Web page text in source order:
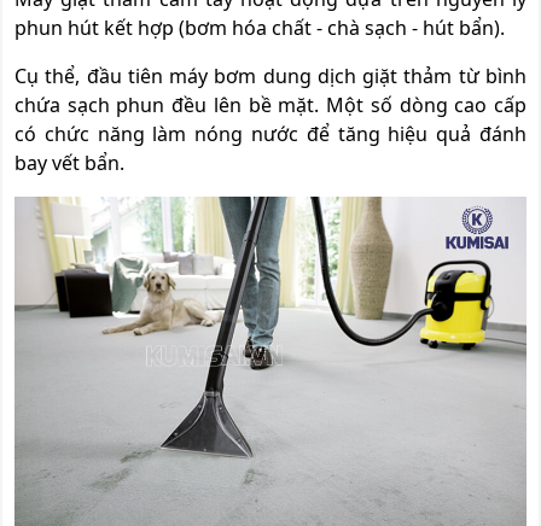
phun hút kết hợp (bơm hóa chất - chà sạch - hút bẩn).
Cụ thể, đầu tiên máy bơm dung dịch giặt thảm từ bình
chứa sạch phun đều lên bề mặt. Một số dòng cao cấp
có chức năng làm nóng nước để tăng hiệu quả đánh
bay vết bẩn.